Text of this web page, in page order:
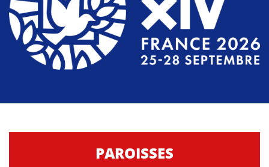
PAROISSES